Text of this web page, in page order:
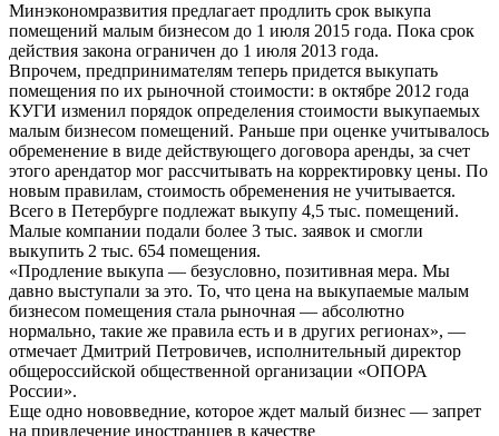
Минэкономразвития предлагает продлить срок выкупа
помещений малым бизнесом до 1 июля 2015 года. Пока срок
действия закона ограничен до 1 июля 2013 года.
Впрочем, предпринимателям теперь придется выкупать
помещения по их рыночной стоимости: в октябре 2012 года
КУГИ изменил порядок определения стоимости выкупаемых
малым бизнесом помещений. Раньше при оценке учитывалось
обременение в виде действующего договора аренды, за счет
этого арендатор мог рассчитывать на корректировку цены. По
новым правилам, стоимость обременения не учитывается.
Всего в Петербурге подлежат выкупу 4,5 тыс. помещений.
Малые компании подали более 3 тыс. заявок и смогли
выкупить 2 тыс. 654 помещения.
«Продление выкупа — безусловно, позитивная мера. Мы
давно выступали за это. То, что цена на выкупаемые малым
бизнесом помещения стала рыночная — абсолютно
нормально, такие же правила есть и в других регионах», —
отмечает Дмитрий Петровичев, исполнительный директор
общероссийской общественной организации «ОПОРА
России».
Еще одно нововведние, которое ждет малый бизнес — запрет
на привлечение иностранцев в качестве